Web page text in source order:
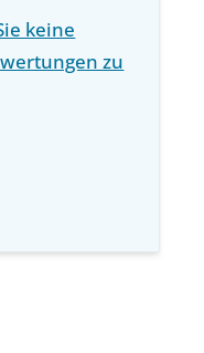
keine
zu